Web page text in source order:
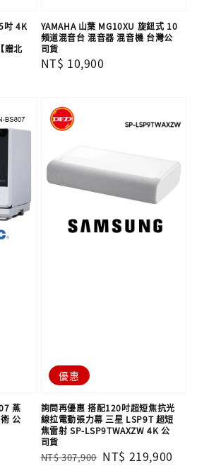
吋 4K
贈北
YAMAHA 山葉 MG10XU 旋鈕式 10
頻道混音台 混音器 混音機 台灣公
司貨
Regular
NT$ 10,900
蒸
公
優惠
詢問再優惠 搭配120吋超短焦抗光
線拉電動張力幕 三星 LSP9T 超短
焦雷射 SP-LSP9TWAXZW 4K 公
司貨
Regular
NT$ 307,900 Sale
NT$ 219,900